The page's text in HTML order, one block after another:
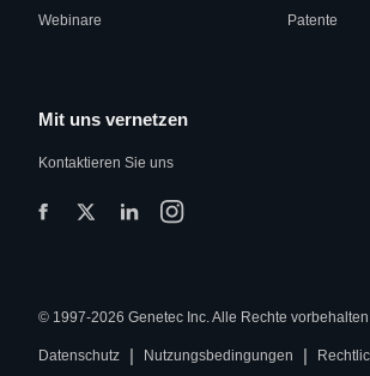
Webinare Patente
Mit uns vernetzen
Kontaktieren Sie uns
© 1997-2026 Genetec Inc. Alle Rechte
Datenschutz | Nutzungsbedingungen |